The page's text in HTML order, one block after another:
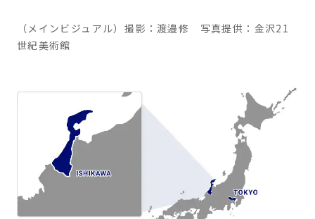
（メインビジュアル）撮影：渡邉修 写真提供：金沢21
世紀美術館